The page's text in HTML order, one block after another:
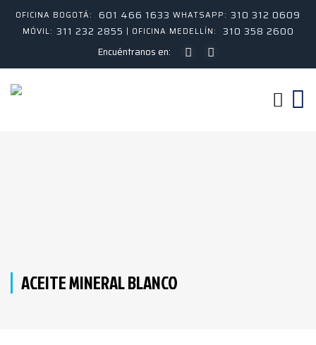
OFICINA BOGOTÁ: 601 466 1633 WHATSAPP: 310 312 0609
MÓVIL: 311 232 2855 | OFICINA MEDELLÍN: 310 358 2600
Encuéntranos en:
ACEITE MINERAL BLANCO